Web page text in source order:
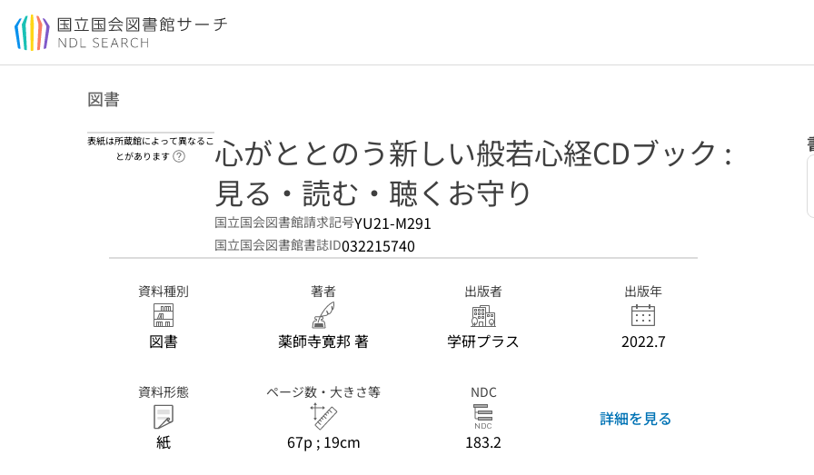
本文へ移動
図書
表紙は所蔵館によって異なるこ
とがあります
ヘルプページへのリンク
心がととのう新しい般若心経CDブック :
見る・読む・聴くお守り
国立国会図書館請求記号YU21-M291
国立国会図書館書誌ID032215740
資料種別
図書
著者
薬師寺寛邦 著
出版者
学研プラス
出版年
2022.7
資料形態
紙
ページ数・大きさ等
67p ; 19cm
NDC
183.2
詳細を見る